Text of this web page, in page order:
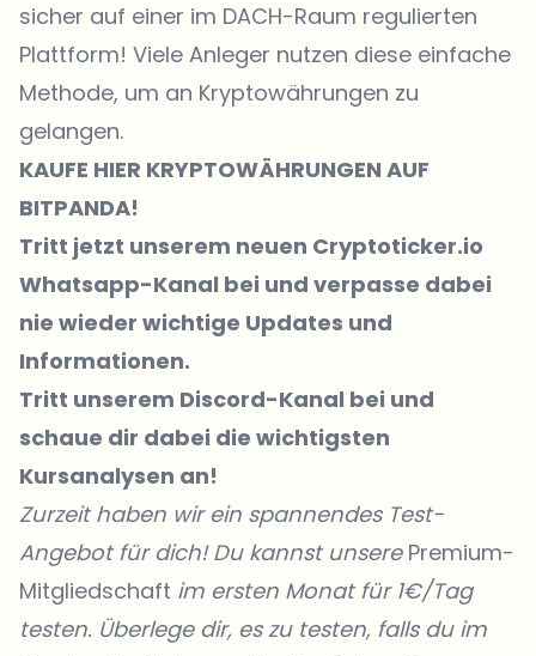
sicher auf einer im DACH-Raum regulierten
Plattform! Viele Anleger nutzen diese einfache
Methode, um an Kryptowährungen zu
gelangen.
KAUFE HIER KRYPTOWÄHRUNGEN AUF
BITPANDA!
Tritt jetzt unserem neuen Cryptoticker.io
Whatsapp-Kanal bei und verpasse dabei
nie wieder wichtige Updates und
Informationen.
Tritt unserem Discord-Kanal bei und
schaue dir dabei die wichtigsten
Kursanalysen an!
Zurzeit haben wir ein spannendes Test-
Angebot für dich! Du kannst unsere Premium-
Mitgliedschaft im ersten Monat für 1€/Tag
testen. Überlege dir, es zu testen, falls du im